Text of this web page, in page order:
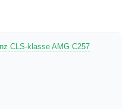
CLS-klasse AMG C257